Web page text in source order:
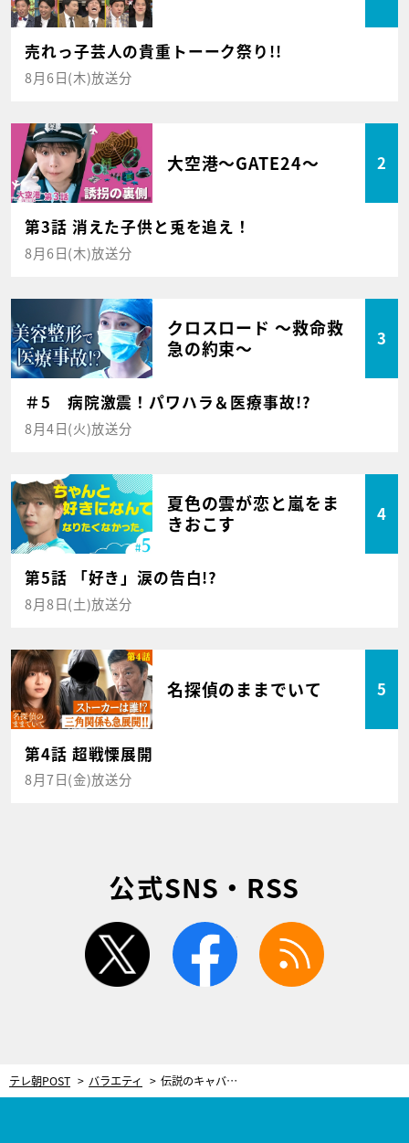
売れっ子芸人の貴重トーーク祭り!!
8月6日(木)放送分
大空港～GATE24～ 2
第3話 消えた子供と兎を追え！
8月6日(木)放送分
クロスロード ～救命救
急の約束～
3
＃5 病院激震！パワハラ＆医療事故!?
8月4日(火)放送分
夏色の雲が恋と嵐をま
きおこす
4
第5話 「好き」涙の告白!?
8月8日(土)放送分
名探偵のままでいて 5
第4話 超戦慄展開
8月7日(金)放送分
公式SNS・RSS
twitter facebook
テレ朝POST バラエティ 伝説のキャバ嬢に“1日で1億”使った神客は今…アイドルに夢中!? 「去年は2億使った」